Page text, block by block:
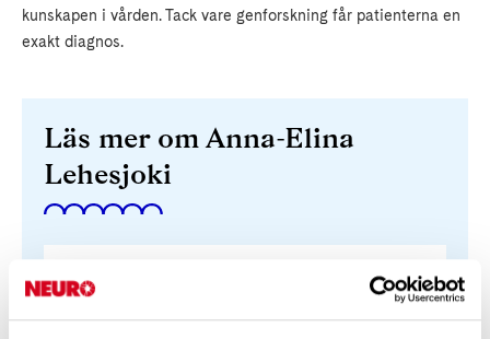
kunskapen i vården. Tack vare genforskning får patienterna en
exakt diagnos.
Läs mer om Anna-Elina
Lehesjoki
Helsingfors universitet